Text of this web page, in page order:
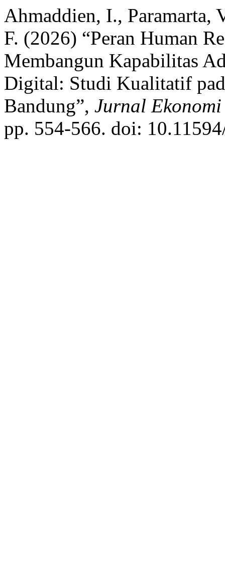
Ahmaddien, I., Paramarta,
F. (2026) “Peran Human
Membangun Kapabilitas
Digital: Studi Kualitatif
Bandung”, Jurnal
pp. 554-566. doi: